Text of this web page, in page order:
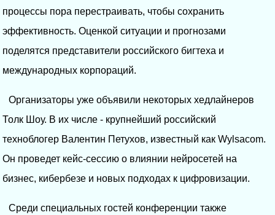
процессы пора перестраивать, чтобы сохранить
эффективность. Оценкой ситуации и прогнозами
поделятся представители российского бигтеха и
международных корпораций.
Организаторы уже объявили некоторых хедлайнеров
Толк Шоу. В их числе - крупнейший российский
техноблогер Валентин Петухов, известный как Wylsacom.
Он проведет кейс-сессию о влиянии нейросетей на
бизнес, кибербезе и новых подходах к цифровизации.
Среди специальных гостей конференции также